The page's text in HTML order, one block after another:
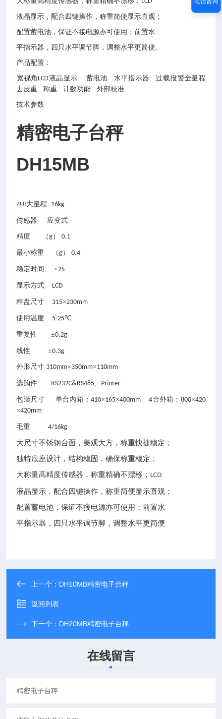
液晶显示，配合四键操作，称重简便显示直观；
配置蓄电池，保证不接电源亦可使用；前置水
平指示器，四只水平调节脚，调整水平更简便。
产品配置：
宽视角 LCD液晶显示 蓄电池 水平指示器 过载报警全量程
去皮重 称重 计数功能 外部校准
技术参数
精密电子台秤
DH15MB
ZUI大量程 16kg
传感器 应变式
精度 （g） 0.1
最小称重 （g） 0.4
稳定时间 ≤2S
显示方式 LCD
秤盘尺寸 315×230mm
使用温度 5-25℃
重复性 ±0.2g
线性 ±0.3g
外形尺寸 310mm×350mm×110mm
选购件 RS232C&RS485、 Printer
包装尺寸 单台内箱：410×165×400mm 4台外箱： 800×420
×420mm
毛重 4/16kg
大尺寸不锈钢台面，美观大方，称重快捷稳定；
独特底座设计，结构稳固，确保称重稳定；
大称量高精度传感器，称重精确不漂移； LCD
液晶显示，配合四键操作，称重简便显示直观；
配置蓄电池，保证不接电源亦可使用；前置水
平指示器，四只水平调节脚，调整水平更简便
上一个： DH10MB精密电子台秤
返回列表
下一个： DH20MB精密电子台秤
在线留言